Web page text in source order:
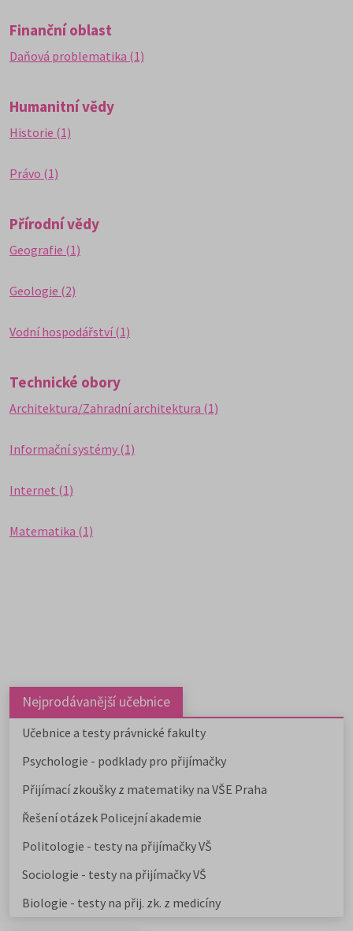
Finanční oblast
Daňová problematika (1)
Humanitní vědy
Historie (1)
Právo (1)
Přírodní vědy
Geografie (1)
Geologie (2)
Vodní hospodářství (1)
Technické obory
Architektura/Zahradní architektura (1)
Informační systémy (1)
Internet (1)
Matematika (1)
Nejprodávanější učebnice
Učebnice a testy právnické fakulty
Psychologie - podklady pro přijímačky
Přijímací zkoušky z matematiky na VŠE Praha
Řešení otázek Policejní akademie
Politologie - testy na přijímačky VŠ
Sociologie - testy na přijímačky VŠ
Biologie - testy na přij. zk. z medicíny